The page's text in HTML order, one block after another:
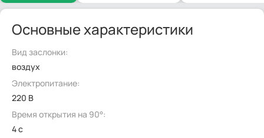
Основные характеристики
Вид заслонки:
воздух
Электропитание:
220 В
Время открытия на 90°:
4 с